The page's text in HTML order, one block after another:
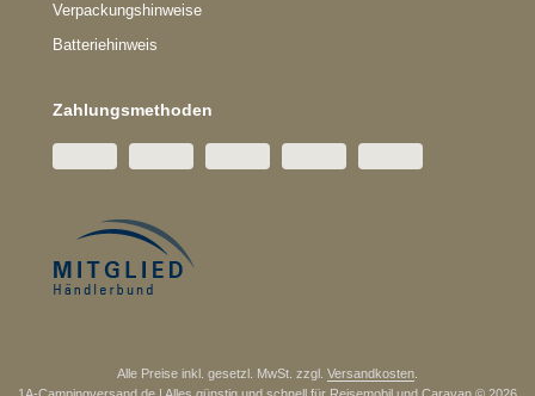
Verpackungshinweise
Batteriehinweis
Zahlungsmethoden
Alle Preise inkl. gesetzl. MwSt. zzgl. Versandkosten